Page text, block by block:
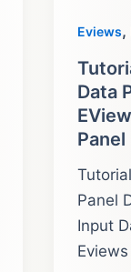
Eviews,
Data
Panel
Panel
Input